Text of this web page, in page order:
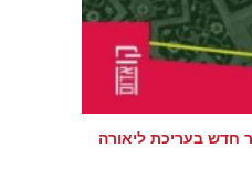
חדש בעריכת ליאורה